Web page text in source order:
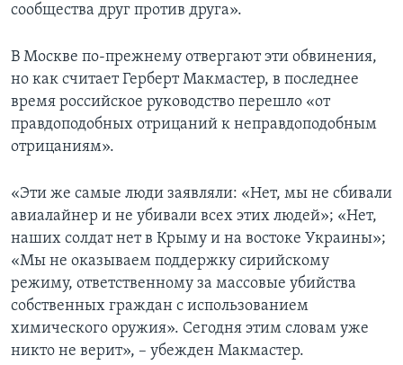
сообщества друг против друга».
В Москве по-прежнему отвергают эти обвинения,
но как считает Герберт Макмастер, в последнее
время российское руководство перешло «от
правдоподобных отрицаний к неправдоподобным
отрицаниям».
«Эти же самые люди заявляли: «Нет, мы не сбивали
авиалайнер и не убивали всех этих людей»; «Нет,
наших солдат нет в Крыму и на востоке Украины»;
«Мы не оказываем поддержку сирийскому
режиму, ответственному за массовые убийства
собственных граждан с использованием
химического оружия». Сегодня этим словам уже
никто не верит», – убежден Макмастер.